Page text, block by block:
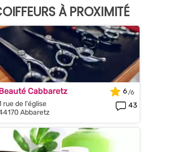
À PROXIMITÉ
Cabbaretz
rue de l'église
Abbaretz
6
43